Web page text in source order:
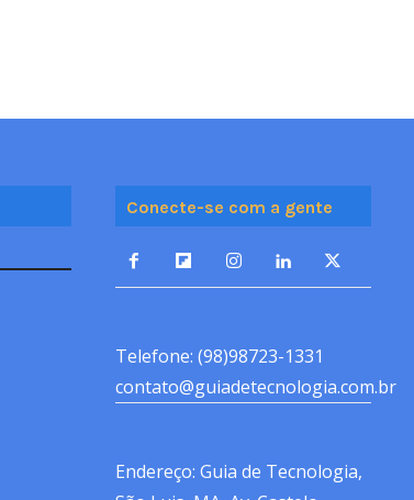
Conecte-se com a gente
Telefone: (98)98723-1331
contato@guiadetecnologia.com.br
Endereço: Guia de Tecnologia,